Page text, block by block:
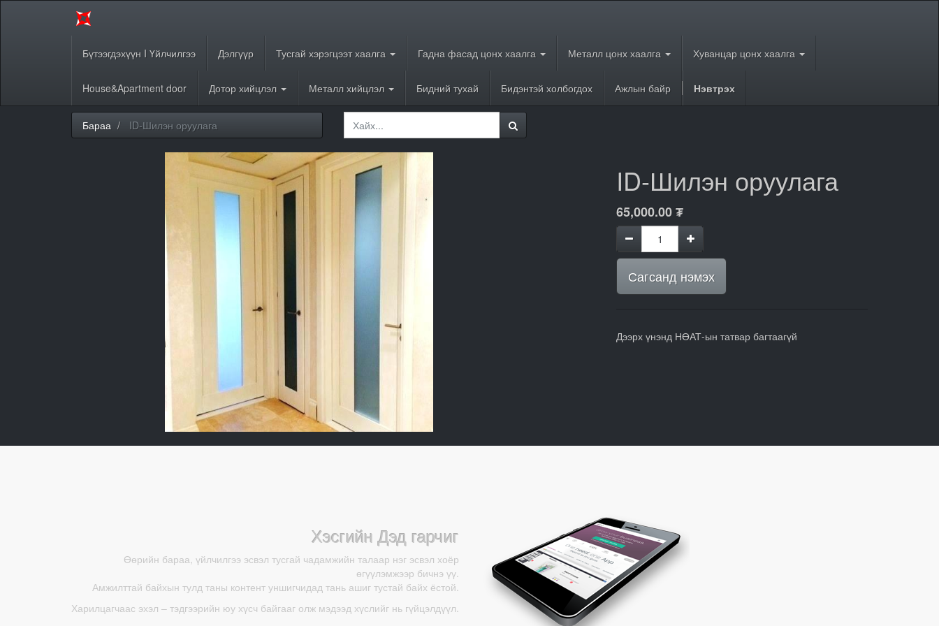
Бүтээгдэхүүн I Үйлчилгээ Дэлгүүр Тусгай хэрэгцээт хаалга Гадна фасад цонх хаалга Металл цонх хаалга Хуванцар цонх хаалга
House&Apartment door Дотор хийцлэл Металл хийцлэл Бидний тухай Бидэнтэй холбогдох Ажлын байр Нэвтрэх
Бараа ID-Шилэн оруулага
ID-Шилэн оруулага
65,000.00₮
Сагсанд нэмэх
Дээрх үнэнд НӨАТ-ын татвар багтаагүй
Хэсгийн Дэд гарчиг
Өөрийн бараа, үйлчилгээ эсвэл тусгай чадамжийн талаар нэг эсвэл хоёр
өгүүлэмжээр бичнэ үү.
Амжилттай байхын тулд таны контент уншигчидад тань ашиг тустай байх ёстой.
Харилцагчаас эхэл – тэдгээрийн юу хүсч байгааг олж мэдээд хүслийг нь гүйцэлдүүл.